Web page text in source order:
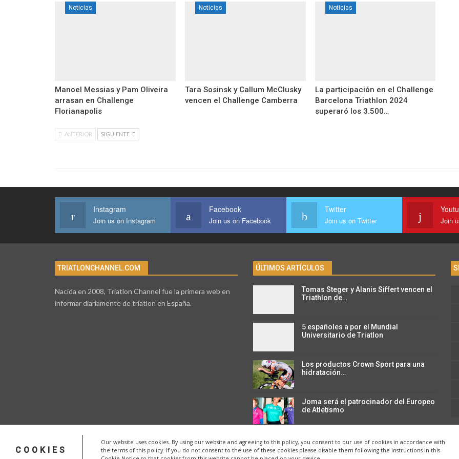
COOKIES
Our website uses cookies. By using our website and agreeing to this policy, you consent to our use of cookies in accordance with
the terms of this policy. If you do not consent to the use of these cookies please disable them following the instructions in this
Noticias
Manoel Messias y Pam Oliveira
arrasan en Challenge
Florianapolis
Noticias
Tara Sosinsk y Callum McClusky
vencen el Challenge Camberra
Noticias
La participación en el Challenge
Barcelona Triathlon 2024
superaró los 3.500…
ANTERIOR SIGUIENTE
Instagram
Join us on Instagram
Facebook
Join us on Facebook
Twitter
Join us on Twitter Join
TRIATLONCHANNEL.COM
Nacida en 2008, Triatlon Channel fue la primera web en
informar diariamente de triatlon en España.
ÚLTIMOS ARTÍCULOS
Tomas Steger y Alanis Siffert vencen el
Triathlon de…
5 españoles a por el Mundial
Universitario de Triatlon
Los productos Crown Sport para una
hidratación…
Joma será el patrocinador del Europeo
de Atletismo